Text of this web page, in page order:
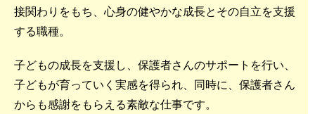
接関わりをもち、心身の健やかな成長とその自立を支援
する職種。
子どもの成長を支援し、保護者さんのサポートを行い、
子どもが育っていく実感を得られ、同時に、保護者さん
からも感謝をもらえる素敵な仕事です。